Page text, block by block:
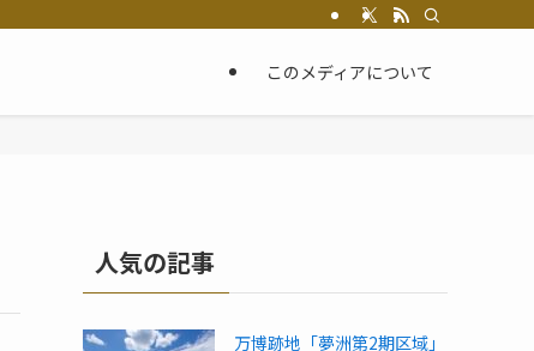
このメディアについて
人気の記事
万博跡地「夢洲第2期区域」